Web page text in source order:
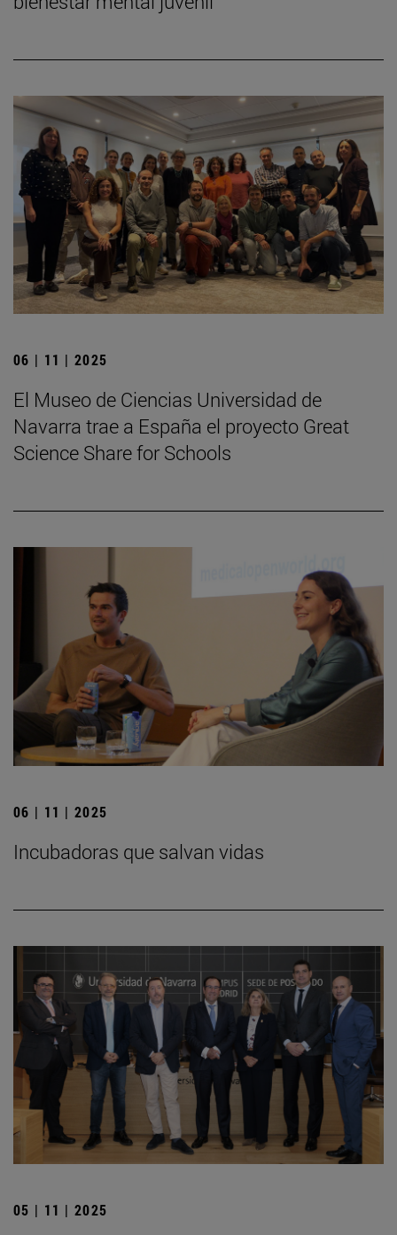
06 | 11 | 2025
El Museo de Ciencias Universidad de
Navarra trae a España el proyecto Great
Science Share for Schools
06 | 11 | 2025
Incubadoras que salvan vidas
05 | 11 | 2025